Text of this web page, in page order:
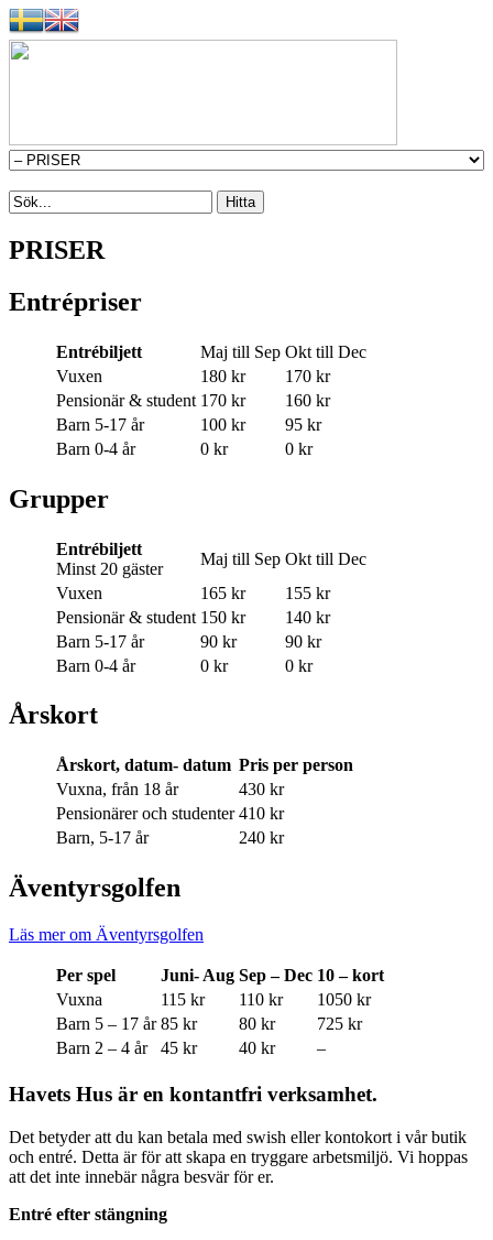
PRISER
Entrépriser
Entrébiljett Maj till Sep Okt till Dec
Vuxen
180 kr
170 kr
Pensionär & student 170 kr
160 kr
Barn 5-17 år
100 kr
95 kr
Barn 0-4 år
0 kr 0 kr
Grupper
Entrébiljett
Minst 20 gäster
Maj till Sep Okt till Dec
Vuxen
165 kr
155 kr
Pensionär & student 150 kr
140 kr
Barn 5-17 år
90 kr
90 kr
Barn 0-4 år
0 kr 0 kr
Årskort
Årskort, datum- datum Pris per person
Vuxna, från 18 år
430 kr
Pensionärer och studenter 410 kr
Barn, 5-17 år
240 kr
Äventyrsgolfen
Läs mer om Äventyrsgolfen
Per spel Juni- Aug Sep – Dec 10 – kort
Vuxna
115 kr 110 kr
1050 kr
Barn 5 – 17 år 85 kr 80 kr
725 kr
Barn 2 – 4 år
45 kr 40 kr –
Havets Hus är en kontantfri verksamhet.
Det betyder att du kan betala med swish eller kontokort i vår butik
och entré. Detta är för att skapa en tryggare arbetsmiljö. Vi hoppas
att det inte innebär några besvär för er.
Entré efter stängning